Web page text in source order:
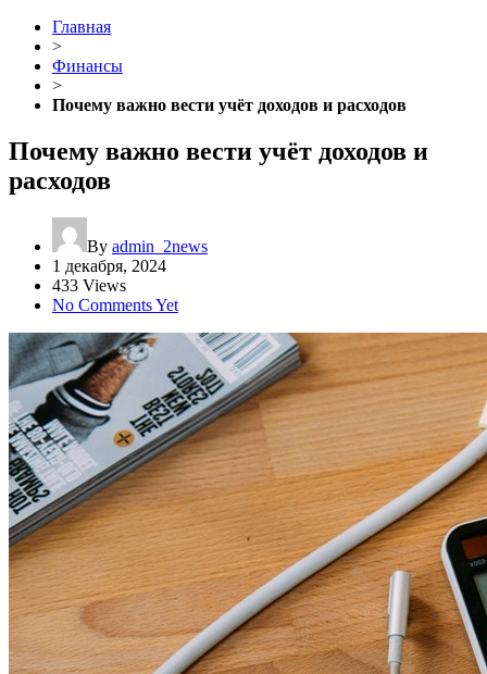
Главная
>
Финансы
>
Почему важно вести учёт доходов и расходов
Почему важно вести учёт доходов и
расходов
By admin_2news
1 декабря, 2024
433 Views
No Comments Yet